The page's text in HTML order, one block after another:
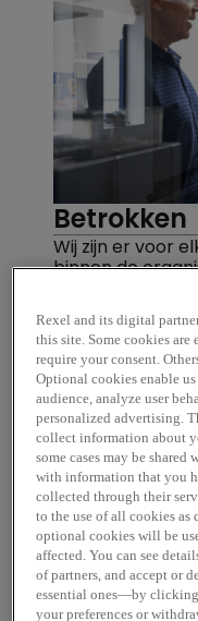
Betrokken
Wij zijn er voor
binnen de
helpen en het
werkvloer is
Kansen
Wij zitten vol
vooruitstrevend
Rexel and its digital
this site. Some cookies
require your consent.
Optional cookies enable
audience, analyze user
personalized advertising.
collect information about
some cases may be
with information that you
collected through their
to the use of all cookies as
optional cookies will be
affected. You can see
of partners, and accept
essential ones—by clicking
your preferences or